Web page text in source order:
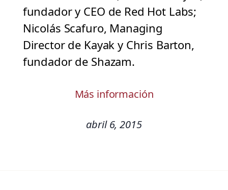
fundador y CEO de Red Hot Labs;
Nicolás Scafuro, Managing
Director de Kayak y Chris Barton,
fundador de Shazam.
Más información
abril 6, 2015